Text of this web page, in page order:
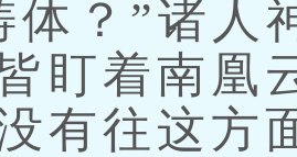
”诸人
盯着南凰
有往这方